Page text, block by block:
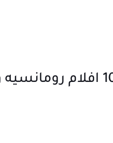
افلام الحب إليك قائمة أفضل 10